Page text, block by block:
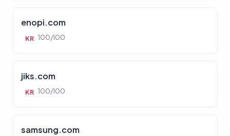
enopi.com
KR 100/100
jiks.com
KR 100/100
samsung.com